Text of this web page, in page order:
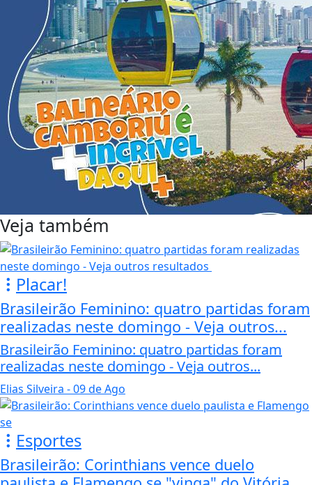
Veja também
Placar!
Brasileirão Feminino: quatro partidas foram
realizadas neste domingo - Veja outros...
Brasileirão Feminino: quatro partidas foram
realizadas neste domingo - Veja outros...
Elias Silveira - 09 de Ago
Esportes
Brasileirão: Corinthians vence duelo